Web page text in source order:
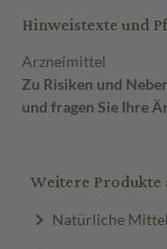
Hinweistexte und
Arzneimittel
Zu Risiken und
und fragen Sie Ihre
Weitere Produkte
Natürliche